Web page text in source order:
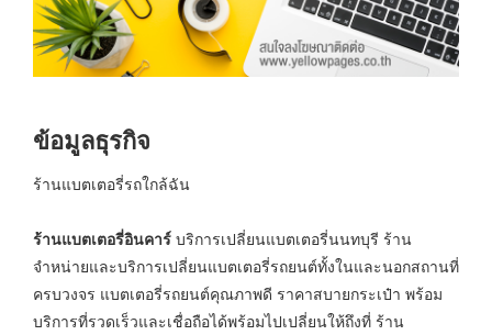
ข้อมูลธุรกิจ
ร้านแบตเตอรี่รถใกล้ฉัน
ร้านแบตเตอรี่อินคาร์ บริการเปลี่ยนแบตเตอรี่นนทบุรี ร้าน
จำหน่ายและบริการเปลี่ยนแบตเตอรี่รถยนต์ทั้งในและนอกสถานที่
ครบวงจร แบตเตอรี่รถยนต์คุณภาพดี ราคาสบายกระเป๋า พร้อม
บริการที่รวดเร็วและเชื่อถือได้พร้อมไปเปลี่ยนให้ถึงที่ ร้าน